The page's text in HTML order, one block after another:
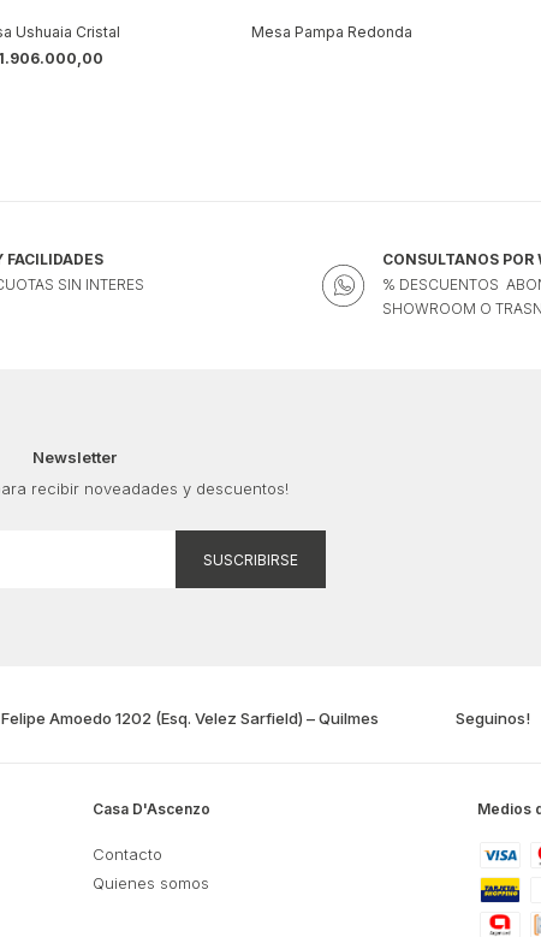
Ushuaia Cristal
Mesa Pampa Redonda
FACILIDADES
SIN INTERES
CONSULTANOS POR
% DESCUENTOS
SHOWROOM O
Newsletter
recibir noveadades y descuentos!
Felipe Amoedo 1202 (Esq. Velez Sarfield) – Quilmes Seguinos!
Casa D'Ascenzo
Contacto
Quienes somos
Medios